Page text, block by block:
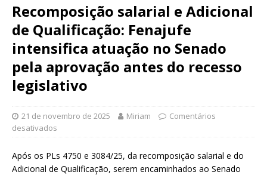
Recomposição salarial e Adicional
de Qualificação: Fenajufe
intensifica atuação no Senado
pela aprovação antes do recesso
legislativo
21 de novembro de 2025 Miriam
Comentários
desativados
Após os PLs 4750 e 3084/25, da recomposição salarial e do
Adicional de Qualificação, serem encaminhados ao Senado